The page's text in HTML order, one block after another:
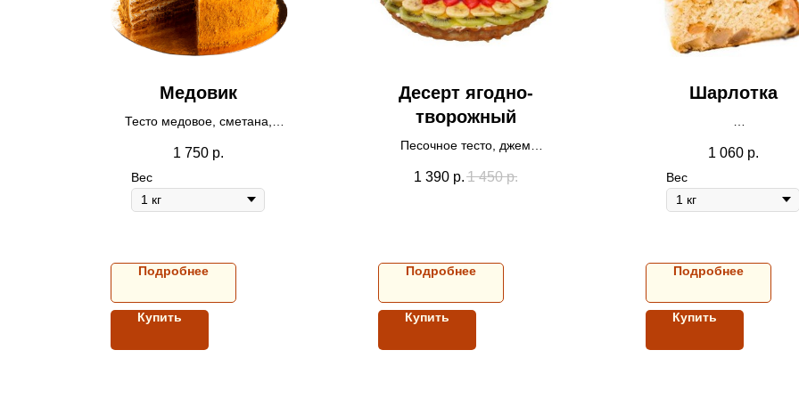
Медовик
Тесто медовое, сметана,
Заказ за 12 часов
1 750 р.
Вес
Подробнее
Купить
Десерт ягодно-
творожный
Песочное тесто, джем
фрукты. Вес 1 кг
1 390 р. 1 450 р.
Подробнее
Купить
Шарлотка
1 060 р.
Вес
Подробнее
Купить